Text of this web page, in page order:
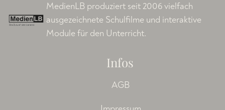
MedienLB produziert seit 2006 vielfach
ausgezeichnete Schulfilme und interaktive
Module für den Unterricht.
Infos
AGB